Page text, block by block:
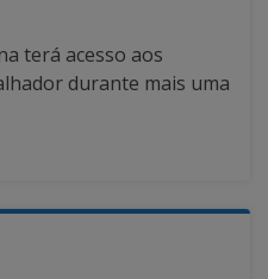
terá acesso aos
durante mais uma